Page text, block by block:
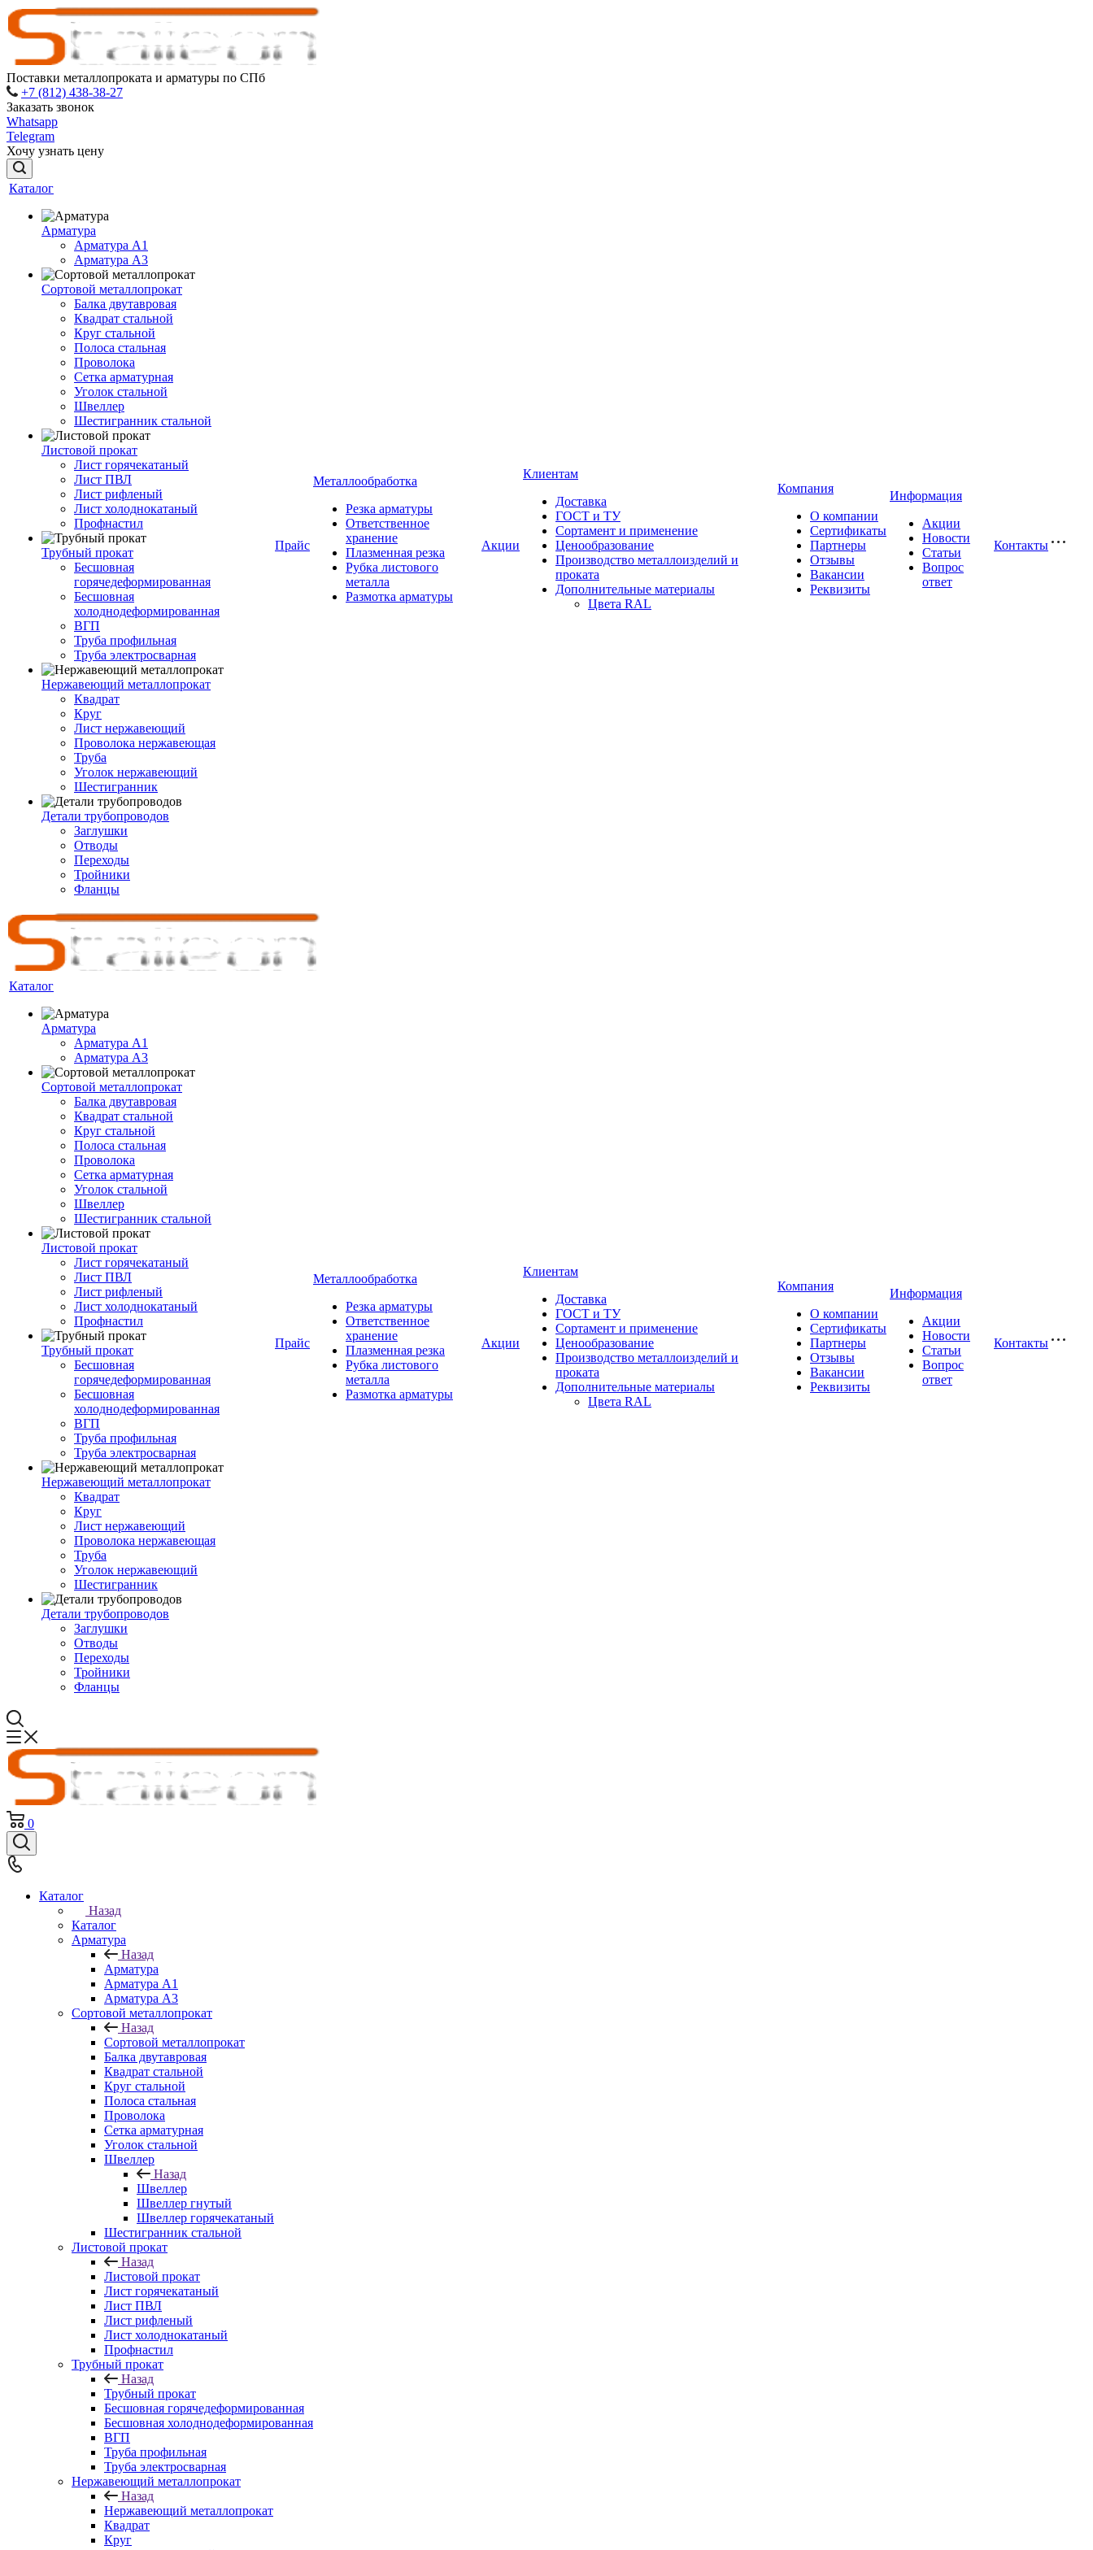
Поставки металлопроката и арматуры по СПб
+7 (812) 438-38-27
Заказать звонок
Whatsapp
Telegram
Хочу узнать цену
Каталог
Арматура
Арматура A1
Арматура А3
Сортовой металлопрокат
Балка двутавровая
Квадрат стальной
Круг стальной
Полоса стальная
Проволока
Сетка арматурная
Уголок стальной
Швеллер
Шестигранник стальной
Листовой прокат
Лист горячекатаный
Лист ПВЛ
Лист рифленый
Лист холоднокатаный
Профнастил
Трубный прокат
Бесшовная
горячедеформированная
Бесшовная
холоднодеформированная
ВГП
Труба профильная
Труба электросварная
Нержавеющий металлопрокат
Квадрат
Круг
Лист нержавеющий
Проволока нержавеющая
Труба
Уголок нержавеющий
Шестигранник
Детали трубопроводов
Заглушки
Отводы
Переходы
Тройники
Фланцы
Прайс
Металлообработка
Резка арматуры
Ответственное
хранение
Плазменная резка
Рубка листового
металла
Размотка арматуры
Акции
Клиентам
Доставка
ГОСТ и ТУ
Сортамент и применение
Ценообразование
Производство металлоизделий и
проката
Дополнительные материалы
Цвета RAL
Компания
О компании
Сертификаты
Партнеры
Отзывы
Вакансии
Реквизиты
Информация
Акции
Новости
Статьи
Вопрос
ответ
Контакты
Каталог
Арматура
Арматура A1
Арматура А3
Сортовой металлопрокат
Балка двутавровая
Квадрат стальной
Круг стальной
Полоса стальная
Проволока
Сетка арматурная
Уголок стальной
Швеллер
Шестигранник стальной
Листовой прокат
Лист горячекатаный
Лист ПВЛ
Лист рифленый
Лист холоднокатаный
Профнастил
Трубный прокат
Бесшовная
горячедеформированная
Бесшовная
холоднодеформированная
ВГП
Труба профильная
Труба электросварная
Нержавеющий металлопрокат
Квадрат
Круг
Лист нержавеющий
Проволока нержавеющая
Труба
Уголок нержавеющий
Шестигранник
Детали трубопроводов
Заглушки
Отводы
Переходы
Тройники
Фланцы
Прайс
Металлообработка
Резка арматуры
Ответственное
хранение
Плазменная резка
Рубка листового
металла
Размотка арматуры
Акции
Клиентам
Доставка
ГОСТ и ТУ
Сортамент и применение
Ценообразование
Производство металлоизделий и
проката
Дополнительные материалы
Цвета RAL
Компания
О компании
Сертификаты
Партнеры
Отзывы
Вакансии
Реквизиты
Информация
Акции
Новости
Статьи
Вопрос
ответ
Контакты
0
Каталог
Назад
Каталог
Арматура
Назад
Арматура
Арматура A1
Арматура А3
Сортовой металлопрокат
Назад
Сортовой металлопрокат
Балка двутавровая
Квадрат стальной
Круг стальной
Полоса стальная
Проволока
Сетка арматурная
Уголок стальной
Швеллер
Назад
Швеллер
Швеллер гнутый
Швеллер горячекатаный
Шестигранник стальной
Листовой прокат
Назад
Листовой прокат
Лист горячекатаный
Лист ПВЛ
Лист рифленый
Лист холоднокатаный
Профнастил
Трубный прокат
Назад
Трубный прокат
Бесшовная горячедеформированная
Бесшовная холоднодеформированная
ВГП
Труба профильная
Труба электросварная
Нержавеющий металлопрокат
Назад
Нержавеющий металлопрокат
Квадрат
Круг